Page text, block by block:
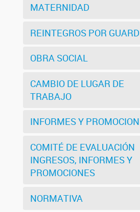
MATERNIDAD
REINTEGROS POR
OBRA SOCIAL
CAMBIO DE LUGAR DE
TRABAJO
INFORMES Y
COMITÉ DE EVALUACIÓN
INGRESOS, INFORMES Y
PROMOCIONES
NORMATIVA